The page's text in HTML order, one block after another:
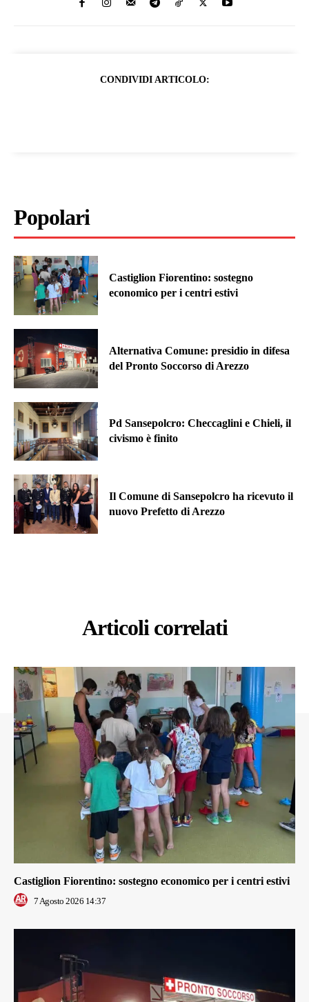
CONDIVIDI ARTICOLO:
Popolari
Castiglion Fiorentino: sostegno
economico per i centri estivi
Alternativa Comune: presidio in difesa
del Pronto Soccorso di Arezzo
Pd Sansepolcro: Checcaglini e Chieli, il
civismo è finito
Il Comune di Sansepolcro ha ricevuto il
nuovo Prefetto di Arezzo
Articoli correlati
Castiglion Fiorentino: sostegno economico per i centri estivi
7 Agosto 2026 14:37